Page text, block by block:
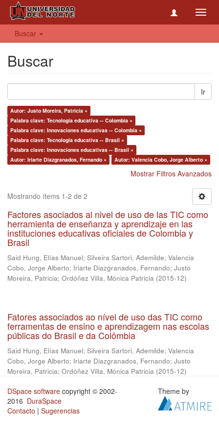
Buscar
Buscar
Ir
Autor: Justo Moreira, Patricia ×
Palabra clave: Tecnología educativa -- Colombia ×
Palabra clave: Innovaciones educativas -- Colombia ×
Palabra clave: Tecnología educativa -- Brasil ×
Palabra clave: Innovaciones educativas -- Brasil ×
Autor: Iriarte Diazgranados, Fernando ×
Autor: Valencia Cobo, Jorge Alberto ×
Mostrar Filtros Avanzados
Mostrando ítems 1-2 de 2
Factores asociados al nivel de uso de las TIC como
herramienta de enseñanza y aprendizaje en las
instituciones educativas oficiales de Colombia y
Brasil
Said Hung, Elías Manuel; Silveira Sartori, Ademilde; Valencia
Cobo, Jorge Alberto; Iriarte Diazgranados, Fernando; Justo
Moreira, Patricia; Ordóñez Villa, Mónica Patricia (2015-12)
Fatores associados ao nível de uso das TIC como
ferramentas de ensino e aprendizagem nas escolas
públicas do Brasil e da Colômbia
Said Hung, Elías Manuel; Silveira Sartori, Ademilde; Valencia
Cobo, Jorge Alberto; Iriarte Diazgranados, Fernando; Justo
Moreira, Patricia; Ordóñez Villa, Mónica Patricia (2015-12)
DSpace software copyright © 2002-
2016 DuraSpace
Contacto | Sugerencias
Theme by